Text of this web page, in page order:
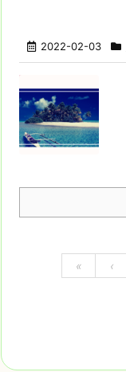
2022-02-03
« ‹